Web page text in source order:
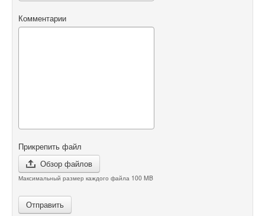
Комментарии
Прикрепить файл
Обзор файлов
Максимальный размер каждого файла 100 MB
Отправить